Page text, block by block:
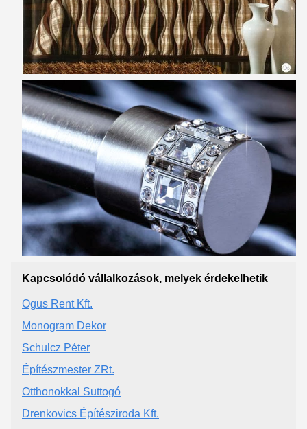
Kapcsolódó vállalkozások, melyek érdekelhetik
Ogus Rent Kft.
Monogram Dekor
Schulcz Péter
Építészmester ZRt.
Otthonokkal Suttogó
Drenkovics Építésziroda Kft.